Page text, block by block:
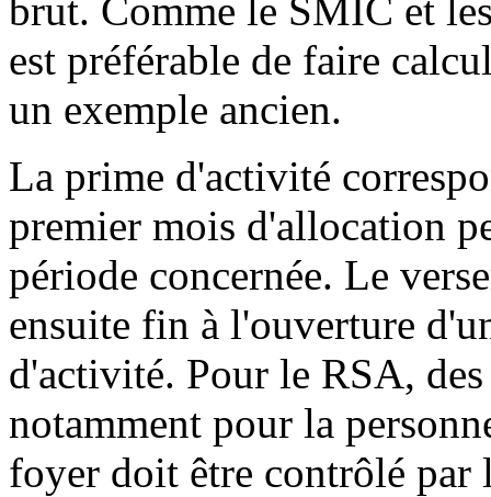
brut. Comme le SMIC et
est préférable de faire
un exemple ancien.
La prime d'activité
premier mois d'allocation
période concernée. Le
ensuite fin à l'ouverture
d'activité. Pour le RSA,
notamment pour la
foyer doit être contrôlé par